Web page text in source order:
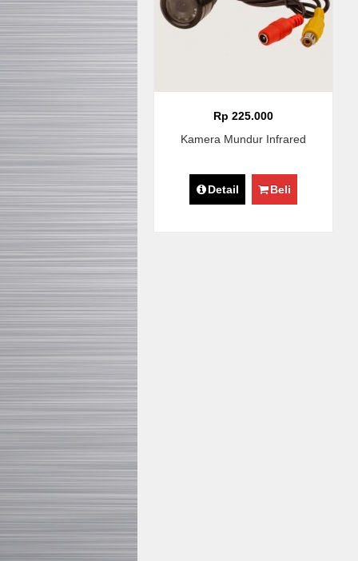
Rp 225.000
Kamera Mundur Infrared
Detail Beli